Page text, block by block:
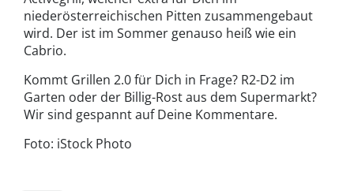
niederösterreichischen Pitten zusammengebaut
wird. Der ist im Sommer genauso heiß wie ein
Cabrio.
Kommt Grillen 2.0 für Dich in Frage? R2-D2 im
Garten oder der Billig-Rost aus dem Supermarkt?
Wir sind gespannt auf Deine Kommentare.
Foto: iStock Photo